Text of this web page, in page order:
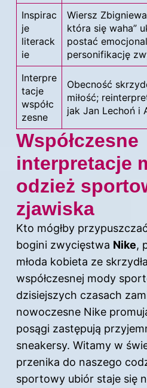
Inspirac
je
literack
ie
Wiersz
która się waha”
postać
personifikację
Interpre
tacje
współc
zesne
Obecność
miłość;
jak Jan Lechoń i
Współczesne
interpretacje
odzież
zjawiska
Kto mógłby
bogini zwycięstwa Nike,
młoda kobieta ze
współczesnej mody
dzisiejszych czasach
nowoczesne Nike
posągi zastępują
sneakersy. Witamy w
przenika do naszego
sportowy ubiór staje się